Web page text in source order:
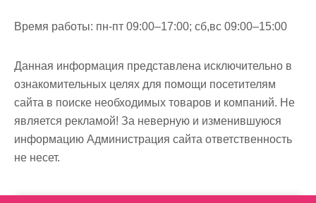
Время работы: пн-пт 09:00–17:00; сб,вс 09:00–15:00
Данная информация представлена исключительно в
ознакомительных целях для помощи посетителям
сайта в поиске необходимых товаров и компаний. Не
является рекламой! За неверную и изменившуюся
информацию Администрация сайта ответственность
не несет.